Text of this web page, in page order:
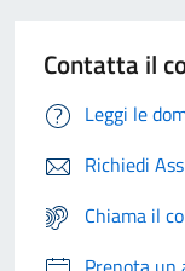
Contatta il
Leggi le
Richiedi
Chiama il